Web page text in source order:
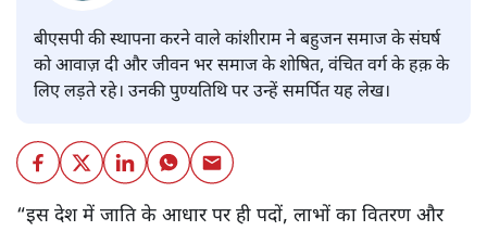
बीएसपी की स्थापना करने वाले कांशीराम ने बहुजन समाज के संघर्ष
को आवाज़ दी और जीवन भर समाज के शोषित, वंचित वर्ग के हक़ के
लिए लड़ते रहे। उनकी पुण्यतिथि पर उन्हें समर्पित यह लेख।
“इस देश में जाति के आधार पर ही पदों, लाभों का वितरण और